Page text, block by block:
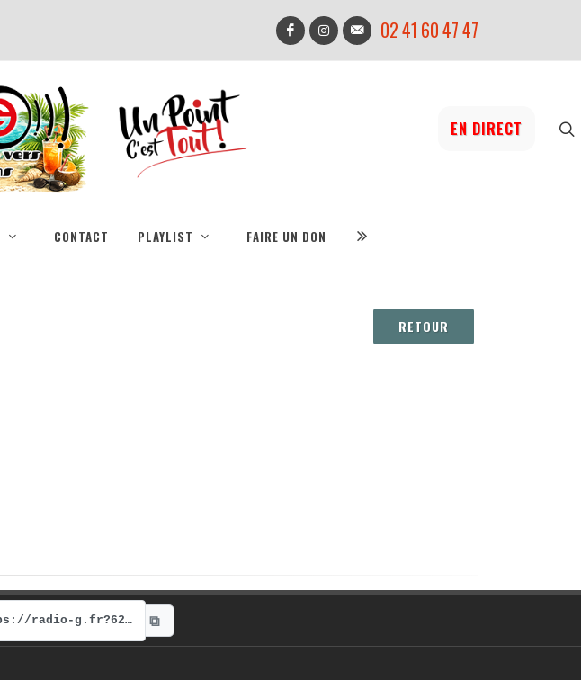
02 41 60 47 47
EN DIRECT
CONTACT PLAYLIST FAIRE UN DON
RETOUR
https://radio-g.fr?6244 ⧉